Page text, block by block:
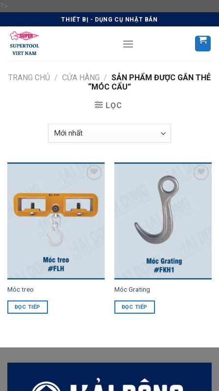
?>
content
THIẾT BỊ - DỤNG CỤ NHẬT BẢN
TRANG CHỦ / CỬA HÀNG / SẢN PHẨM ĐƯỢC GẮN THẺ
“MÓC CẨU”
LỌC
Wishlist
Móc treo
ĐỌC TIẾP
Móc Grating
ĐỌC TIẾP